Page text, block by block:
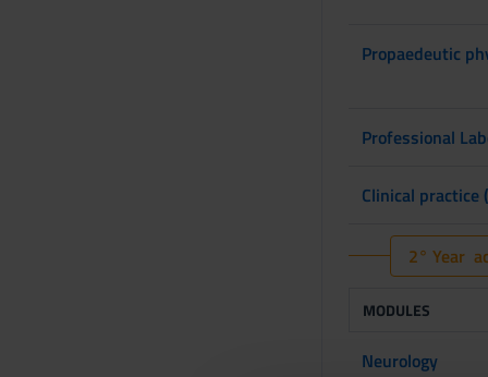
Propaedeutic
Professional
Clinical practice
2° Year
MODULES
Neurology